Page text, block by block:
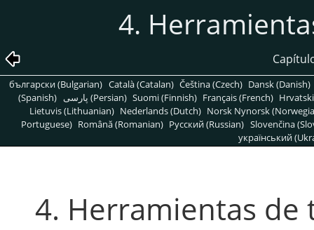
4.
български (Bulgarian) Català (Catalan) Čeština (Czech) Dansk (Danish)
(Spanish)
پارسی (Persian) Suomi (Finnish) Français (French)
Lietuvis (Lithuanian) Nederlands (Dutch) Norsk Nynorsk
Portuguese) Română (Romanian) Pусский (Russian) Slovenčina
український
4. Herramientas